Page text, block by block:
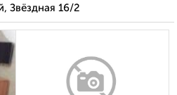
Звёздная 16/2